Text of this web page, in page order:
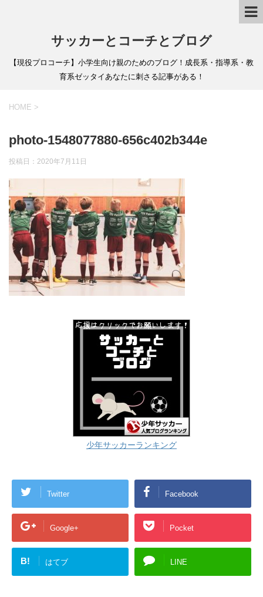
サッカーとコーチとブログ
【現役プロコーチ】小学生向け親のためのブログ！成長系・指導系・教
育系ゼッタイあなたに刺さる記事がある！
HOME >
photo-1548077880-656c402b344e
投稿日： 2020年7月11日
少年サッカーランキング
Twitter Facebook
Google+ Pocket
B! はてブ LINE